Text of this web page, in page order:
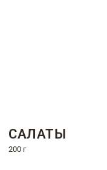
САЛАТЫ
200 г